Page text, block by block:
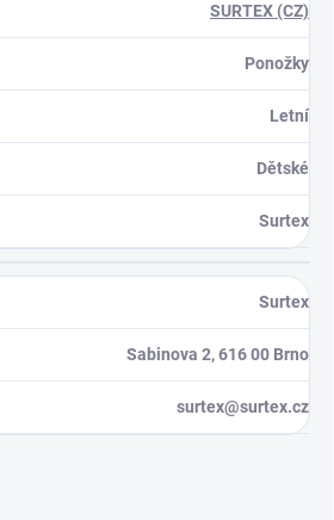
SURTEX (CZ)
Ponožky
Letní
Dětské
Surtex
Surtex
Sabinova 2, 616 00 Brno
surtex@surtex.cz